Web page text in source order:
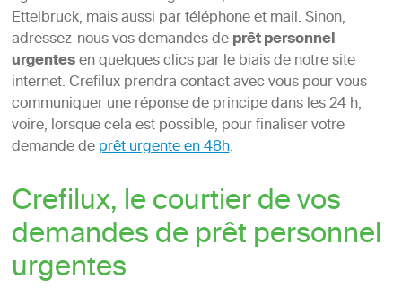
Ettelbruck, mais aussi par téléphone et mail. Sinon,
adressez-nous vos demandes deprêt personnel
urgentesen quelques clics par le biais de notre site
internet. Crefilux prendra contact avec vous pour vous
communiquer une réponse de principe dans les 24 h,
voire, lorsque cela est possible, pour finaliser votre
demande deprêt urgente en 48h.
Crefilux, le courtier de vos
demandes de prêt personnel
urgentes